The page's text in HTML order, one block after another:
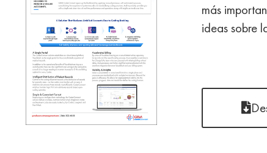
más
ideas sobre